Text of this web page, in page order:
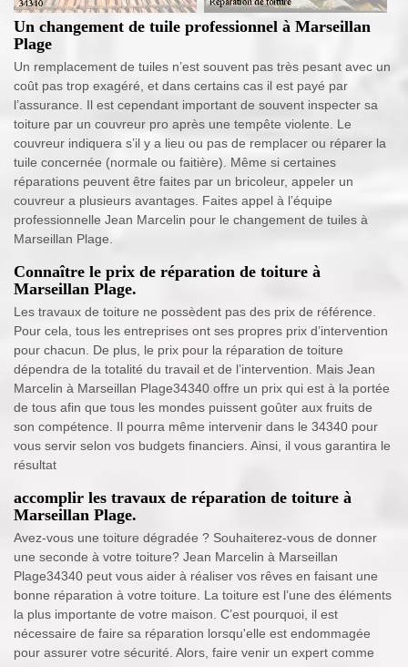
Un changement de tuile professionnel à Marseillan
Plage
Un remplacement de tuiles n’est souvent pas très pesant avec un
coût pas trop exagéré, et dans certains cas il est payé par
l’assurance. Il est cependant important de souvent inspecter sa
toiture par un couvreur pro après une tempête violente. Le
couvreur indiquera s’il y a lieu ou pas de remplacer ou réparer la
tuile concernée (normale ou faitière). Même si certaines
réparations peuvent être faites par un bricoleur, appeler un
couvreur a plusieurs avantages. Faites appel à l’équipe
professionnelle Jean Marcelin pour le changement de tuiles à
Marseillan Plage.
Connaître le prix de réparation de toiture à
Marseillan Plage.
Les travaux de toiture ne possèdent pas des prix de référence.
Pour cela, tous les entreprises ont ses propres prix d’intervention
pour chacun. De plus, le prix pour la réparation de toiture
dépendra de la totalité du travail et de l’intervention. Mais Jean
Marcelin à Marseillan Plage34340 offre un prix qui est à la portée
de tous afin que tous les mondes puissent goûter aux fruits de
son compétence. Il pourra même intervenir dans le 34340 pour
vous servir selon vos budgets financiers. Ainsi, il vous garantira le
résultat
accomplir les travaux de réparation de toiture à
Marseillan Plage.
Avez-vous une toiture dégradée ? Souhaiterez-vous de donner
une seconde à votre toiture? Jean Marcelin à Marseillan
Plage34340 peut vous aider à réaliser vos rêves en faisant une
bonne réparation à votre toiture. La toiture est l’une des éléments
la plus importante de votre maison. C’est pourquoi, il est
nécessaire de faire sa réparation lorsqu'elle est endommagée
pour assurer votre sécurité. Alors, faire venir un expert comme